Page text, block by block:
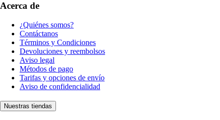
Acerca de
¿Quiénes somos?
Contáctanos
Términos y Condiciones
Devoluciones y reembolsos
Aviso legal
Métodos de pago
Tarifas y opciones de envío
Aviso de confidencialidad
Nuestras tiendas